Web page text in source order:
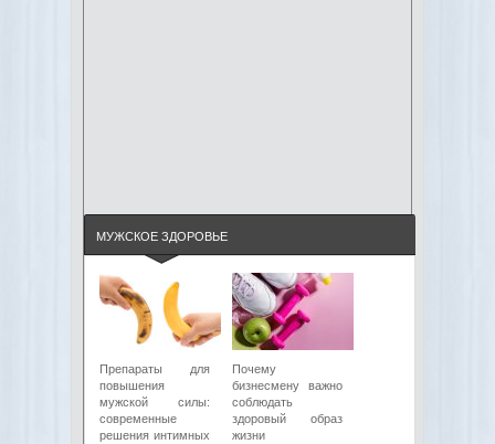
МУЖСКОЕ ЗДОРОВЬЕ
Препараты для
повышения
мужской силы:
современные
решения интимных
Почему
бизнесмену важно
соблюдать
здоровый образ
жизни